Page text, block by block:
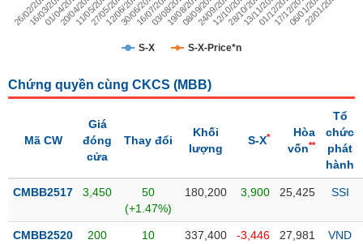
Trạng
phiếu
thị
Niêm
Niêm
S-X S-X-Price*n
26/02/2025
16/03/2025
01/04/2025
20/04/2025
11/05/2025
27/05/2025
12/06/2025
30/06/2025
16/07/2025
03/08/2025
19/08/2025
08/09/2025
24/09/2025
12/10/2025
28/10/2025
13/11/2025
01/12/2025
17/12/2025
06/01/2026
22/01/2026
Chứng quyền cùng CKCS (MBB)
Mã CW
Giá
đóng
cửa
Thay đổi
Khối
lượng
S-X*
Hòa
vốn**
Tổ
chức
phát
hành
CMBB2517 3,450
50
(+1.47%)
180,200 3,900 25,425 SSI
CMBB2520 200
10
337,400 -3,446 27,981 VND
NGHIỆP
CỔ